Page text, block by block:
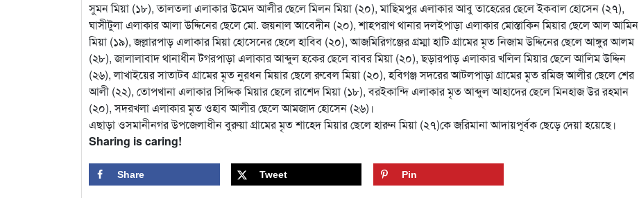
সুমন মিয়া (১৮), তালতলা এলাকার উমেদ আলীর ছেলে মিলন মিয়া (২০), মাছিমপুর এলাকার আবু তাহেরের ছেলে ইকবাল হোসেন (২৭),
ঘাসীটুলা এলাকার আলা উদ্দিনের ছেলে মো. জয়নাল আবেদীন (২০), শাহপরাণ থানার দলইপাড়া এলাকার মোস্তাকিন মিয়ার ছেলে আল আমিন
মিয়া (১৯), জল্লারপাড় এলাকার মিয়া হোসেনের ছেলে হাবিব (২০), আজমিরিগঞ্জের গ্রম্মা হাটি গ্রামের মৃত নিজাম উদ্দিনের ছেলে আঙ্গুর আলম
(২৮), জালালাবাদ থানাধীন টগরপাড়া এলাকার আব্দুল হকের ছেলে বাবর মিয়া (২০), ছড়ারপাড় এলাকার খলিল মিয়ার ছেলে আলিম উদ্দিন
(২৬), লাখাইয়ের সাতাটব গ্রামের মৃত নুরধন মিয়ার ছেলে রুবেল মিয়া (২০), হবিগঞ্জ সদরের আটলপাড়া গ্রামের মৃত রমিজ আলীর ছেলে শের
আলী (২২), তোপখানা এলাকার সিদ্দিক মিয়ার ছেলে রাশেদ মিয়া (১৮), বরইকান্দি এলাকার মৃত আব্দুল আহাদের ছেলে মিনহাজ উর রহমান
(২০), সদরখলা এলাকার মৃত ওহাব আলীর ছেলে আমজাদ হোসেন (২৬)।
এছাড়া ওসমানীনগর উপজেলাধীন বুরুয়া গ্রামের মৃত শাহেদ মিয়ার ছেলে হারুন মিয়া (২৭)কে জরিমানা আদায়পূর্বক ছেড়ে দেয়া হয়েছে।
Sharing is caring!
Share Tweet Pin